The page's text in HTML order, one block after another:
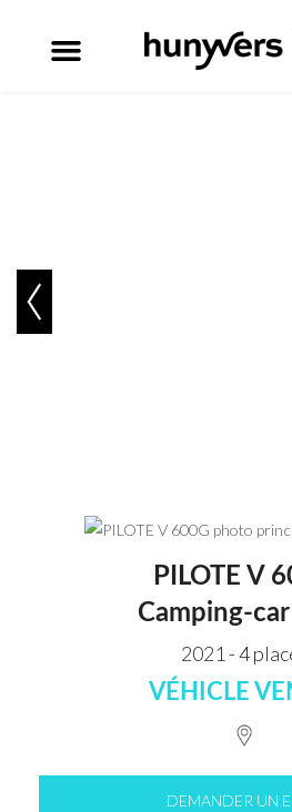
PILOTE V
Camping-
2021 - 4
VÉHICLE
DEMANDER UN